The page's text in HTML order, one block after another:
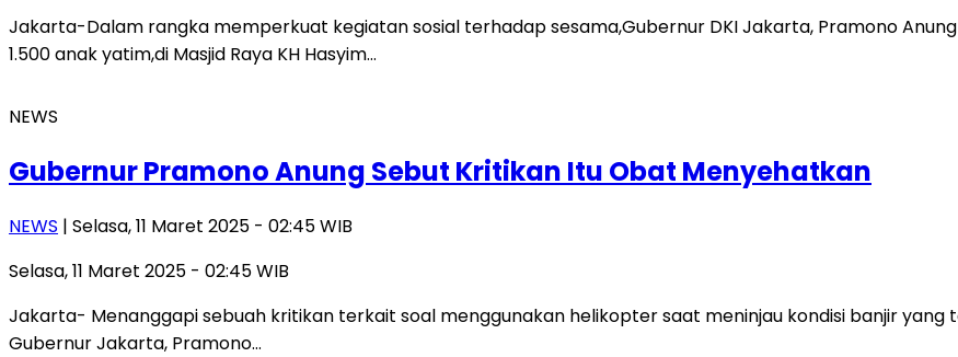
Jakarta-Dalam rangka memperkuat kegiatan sosial terhadap sesama,Gubernur DKI Jakarta, Pramono
1.500 anak yatim,di Masjid Raya KH Hasyim…
NEWS
Gubernur Pramono Anung Sebut Kritikan Itu Obat Menyehatkan
NEWS | Selasa, 11 Maret 2025 - 02:45 WIB
Selasa, 11 Maret 2025 - 02:45 WIB
Jakarta- Menanggapi sebuah kritikan terkait soal menggunakan helikopter saat meninjau kondisi banjir
Gubernur Jakarta, Pramono…